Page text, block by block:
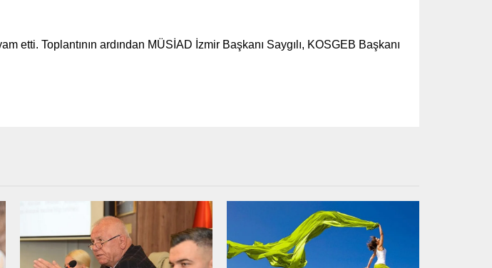
etti. Toplantının ardından MÜSİAD İzmir Başkanı Saygılı, KOSGEB Başkanı